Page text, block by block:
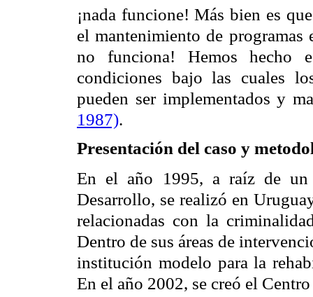
¡nada funcione! Más bien es
el mantenimiento de programas
no funciona! Hemos hecho
condiciones bajo las cuales
pueden ser implementados y
1987).
Presentación del caso y
En el año 1995, a raíz de un
Desarrollo, se realizó en
relacionadas con la
Dentro de sus áreas de
institución modelo para la
En el año 2002, se creó el